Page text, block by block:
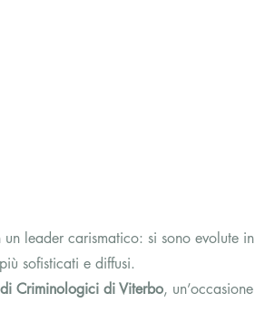
leader carismatico: si sono evolute in
sofisticati e diffusi.
Criminologici di Viterbo, un’occasione